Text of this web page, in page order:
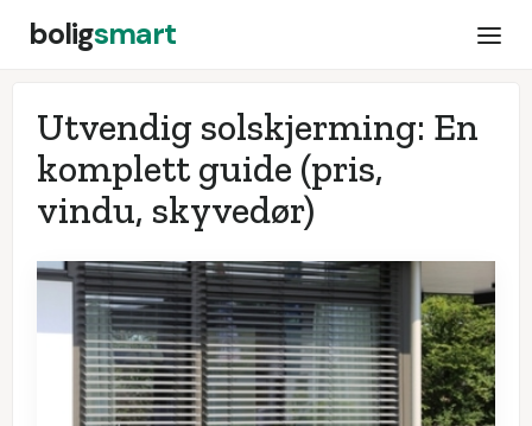
boligsmart
Utvendig solskjerming: En
komplett guide (pris,
vindu, skyvedør)